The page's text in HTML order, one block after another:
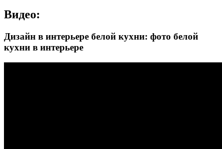
Видео:
Дизайн в интерьере белой кухни: фото белой
кухни в интерьере